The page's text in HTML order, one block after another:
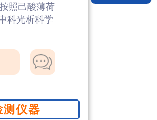
照己酸薄荷
科光析科学
测仪器